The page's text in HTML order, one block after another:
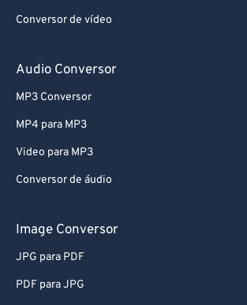
Conversor de vídeo
Audio Conversor
MP3 Conversor
MP4 para MP3
Video para MP3
Conversor de áudio
Image Conversor
JPG para PDF
PDF para JPG